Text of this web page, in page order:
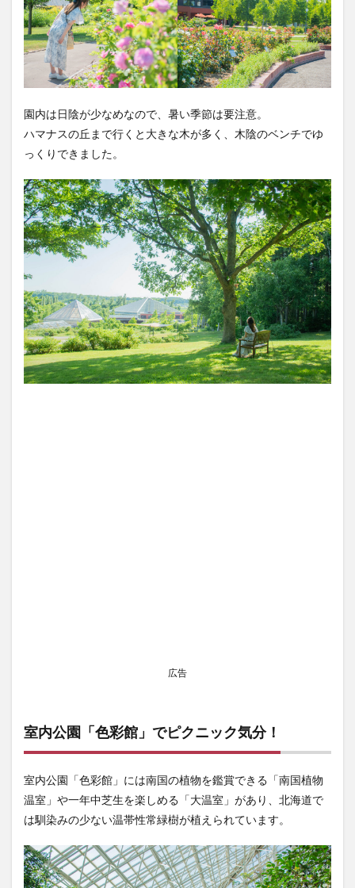
園内は日陰が少なめなので、暑い季節は要注意。
ハマナスの丘まで行くと大きな木が多く、木陰のベンチでゆ
っくりできました。
広告
室内公園「色彩館」でピクニック気分！
室内公園「色彩館」には南国の植物を鑑賞できる「南国植物
温室」や一年中芝生を楽しめる「大温室」があり、北海道で
は馴染みの少ない温帯性常緑樹が植えられています。